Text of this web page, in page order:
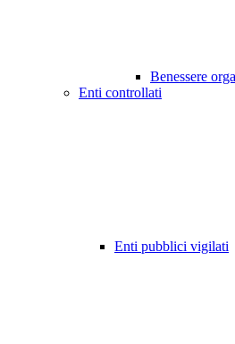
Benessere
Enti controllati
Enti pubblici vigilati